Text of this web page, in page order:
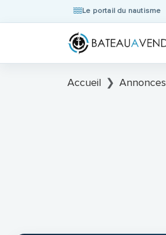
Le portail du nautisme
Accueil Annonces